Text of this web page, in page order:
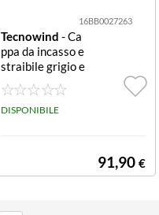
16BB0027263
Tecnowind - Ca
ppa da incasso e
straibile grigio e
straibile
DISPONIBILE
91,90 €